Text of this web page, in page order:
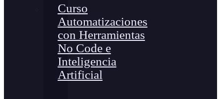
Curso
Automatizaciones
con Herramientas
No Code e
Inteligencia
Artificial